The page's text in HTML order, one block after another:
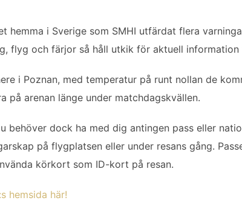
hemma i Sverige som SMHI utfärdat flera
flyg och färjor så håll utkik för aktuell information
i Poznan, med temperatur på runt nollan de
på arenan länge under matchdagskvällen.
behöver dock ha med dig antingen pass eller
på flygplatsen eller under resans gång.
körkort som ID-kort på resan.
hemsida här!